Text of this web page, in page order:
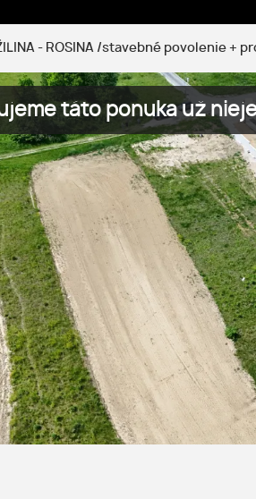
ŽILINA - ROSINA /stavebné povolenie +
táto ponuka už